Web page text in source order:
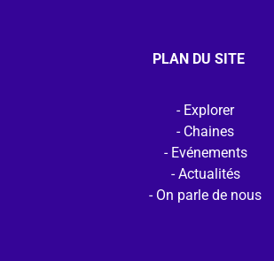
PLAN DU SITE
Explorer
Chaines
Evénements
Actualités
On parle de nous